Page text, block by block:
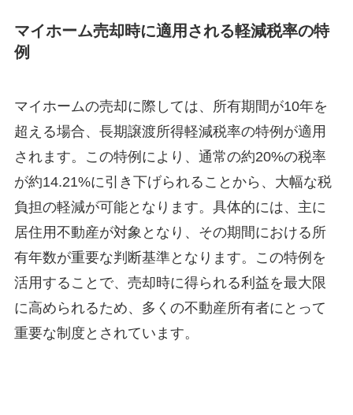
マイホーム売却時に適用される軽減税率の特
例
マイホームの売却に際しては、所有期間が10年を
超える場合、長期譲渡所得軽減税率の特例が適用
されます。この特例により、通常の約20%の税率
が約14.21%に引き下げられることから、大幅な税
負担の軽減が可能となります。具体的には、主に
居住用不動産が対象となり、その期間における所
有年数が重要な判断基準となります。この特例を
活用することで、売却時に得られる利益を最大限
に高められるため、多くの不動産所有者にとって
重要な制度とされています。